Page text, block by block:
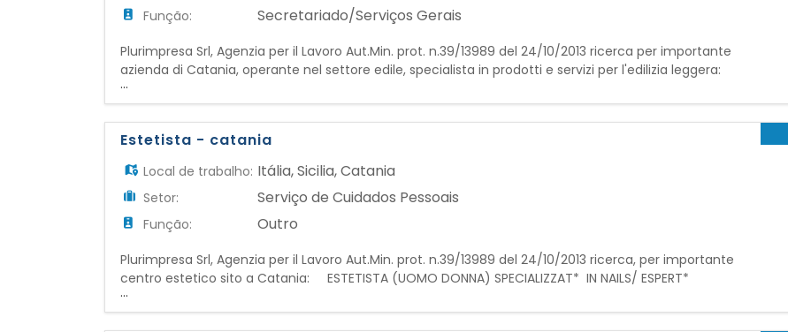
Função: Secretariado/Serviços Gerais
Plurimpresa Srl, Agenzia per il Lavoro Aut.Min. prot. n.39/13989 del 24/10/2013 ricerca per importante
azienda di Catania, operante nel settore edile, specialista in prodotti e servizi per l'edilizia leggera:
IMPIEGATO/A ASSISTENTE COMMERCIALE RESPONSABILITA': - Supportare la Direzione Commerciale e
la rete vendita nelle att
...
Estetista - catania
Local de trabalho: Itália,Sicilia,Catania
Setor: Serviço de Cuidados Pessoais
Função: Outro
Plurimpresa Srl, Agenzia per il Lavoro Aut.Min. prot. n.39/13989 del 24/10/2013 ricerca, per importante
centro estetico sito a Catania: ESTETISTA (UOMO DONNA) SPECIALIZZAT* IN NAILS/ ESPERT*
NELL'UTILIZZO DI MACCHINARI ESTETICI RESPONSABILITA' NAILS ARTIST: - Eseguire manicure, pedicure e
trattamenti estetici per mani e piedi.
...